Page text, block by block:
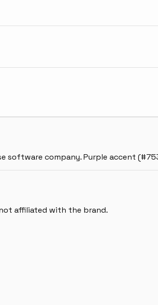
software company. Purple accent
affiliated with the brand.